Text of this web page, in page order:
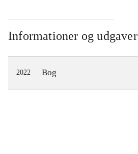
Informationer og udgaver
2022 Bog